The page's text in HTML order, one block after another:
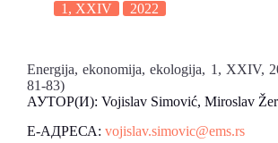
1, XXIV 2022
Energija, ekonomija, ekologija, 1, XXIV,
81-83)
АУТОР(И): Vojislav Simović, Miroslav
Е-АДРЕСА: vojislav.simovic@ems.rs